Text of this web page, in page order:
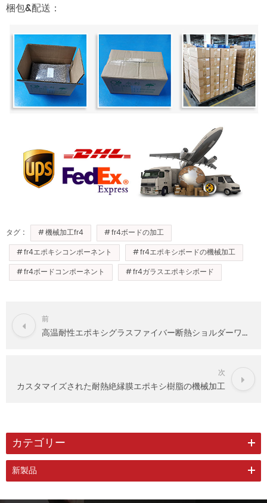
梱包&配送：
タグ : 機械加工fr4
fr4ボードの加工
fr4エポキシコンポーネント
fr4エポキシボードの機械加工
fr4ボードコンポーネント
fr4ガラスエポキシボード
前
高温耐性エポキシグラスファイバー断熱ショルダーワッシャー
次
カスタマイズされた耐熱絶縁膜エポキシ樹脂の機械加工
カテゴリー
新製品